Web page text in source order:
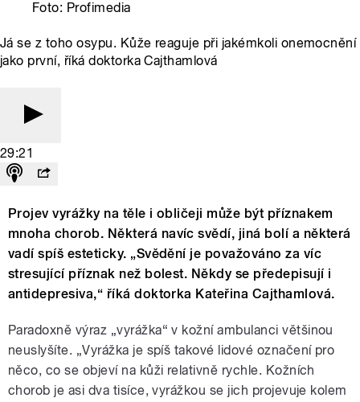
Foto: Profimedia
Já se z toho osypu. Kůže reaguje při jakémkoli onemocnění
jako první, říká doktorka Cajthamlová
29:21
Projev vyrážky na těle i obličeji může být příznakem
mnoha chorob. Některá navíc svědí, jiná bolí a některá
vadí spíš esteticky. „Svědění je považováno za víc
stresující příznak než bolest. Někdy se předepisují i
antidepresiva,“ říká doktorka Kateřina Cajthamlová.
Paradoxně výraz „vyrážka“ v kožní ambulanci většinou
neuslyšíte. „Vyrážka je spíš takové lidové označení pro
něco, co se objeví na kůži relativně rychle. Kožních
chorob je asi dva tisíce, vyrážkou se jich projevuje kolem